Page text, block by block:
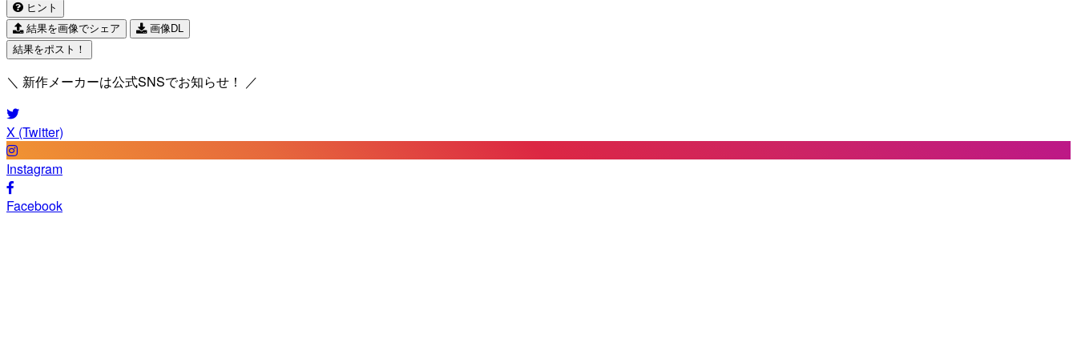
ヒント
結果を画像でシェア
画像DL
結果をポスト！
＼ 新作メーカーは公式SNSでお知らせ！ ／
X (Twitter)
Instagram
Facebook